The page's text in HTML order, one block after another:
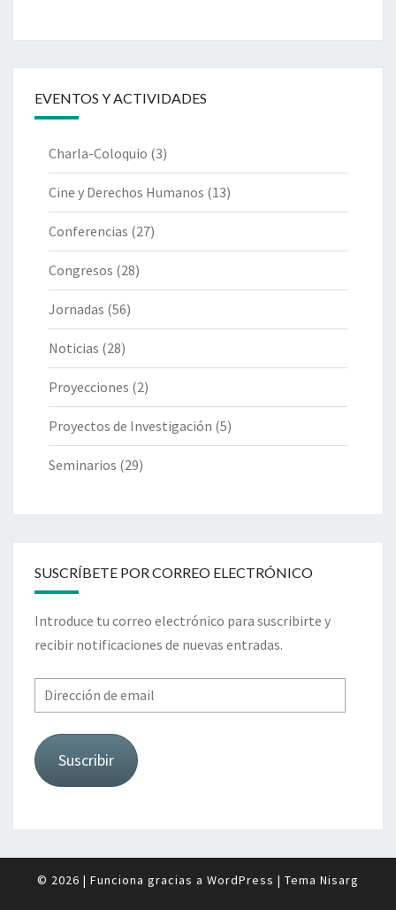
EVENTOS Y ACTIVIDADES
Charla-Coloquio (3)
Cine y Derechos Humanos (13)
Conferencias (27)
Congresos (28)
Jornadas (56)
Noticias (28)
Proyecciones (2)
Proyectos de Investigación (5)
Seminarios (29)
SUSCRÍBETE POR CORREO ELECTRÓNICO
Introduce tu correo electrónico para suscribirte y
recibir notificaciones de nuevas entradas.
Dirección
de
email
Suscribir
© 2026 | Funciona gracias a WordPress | Tema Nisarg